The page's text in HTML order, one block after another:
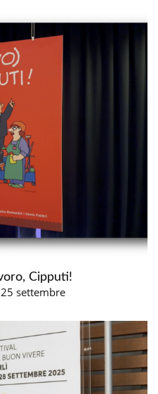
Cipputi!
settembre